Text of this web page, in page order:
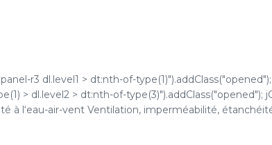
r3 dl.level1 > dt:nth-of-
> dl.level2 > dt:nth-of-type(3)").addClass("opened");
à l‘eau-air-vent Ventilation, imperméabilité,